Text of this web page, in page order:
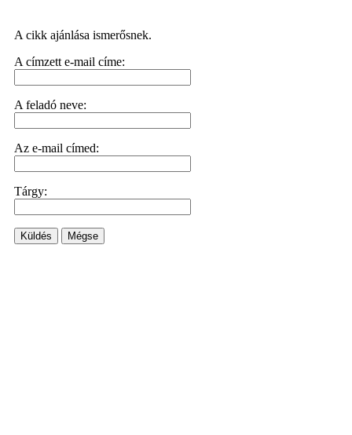
A cikk ajánlása ismerősnek.
A címzett e-mail címe:
A feladó neve:
Az e-mail címed:
Tárgy:
Küldés Mégse